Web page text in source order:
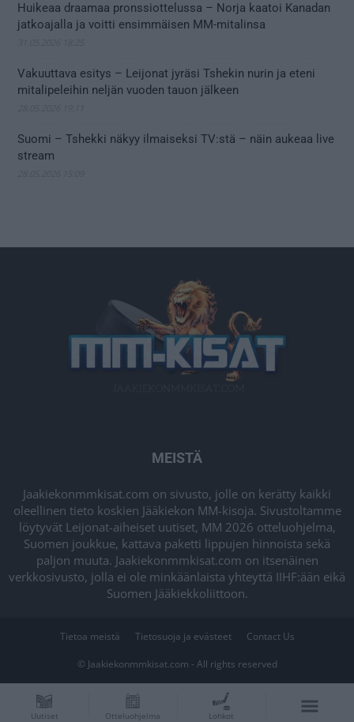
Huikeaa draamaa pronssiottelussa – Norja kaatoi Kanadan
jatkoajalla ja voitti ensimmäisen MM-mitalinsa
Vakuuttava esitys – Leijonat jyräsi Tshekin nurin ja eteni
mitalipeleihin neljän vuoden tauon jälkeen
Suomi – Tshekki näkyy ilmaiseksi TV:stä – näin aukeaa live
stream
MEISTÄ
Jaakiekonmmkisat.com on sivusto, jolle on kerätty kaikki
oleellinen tieto koskien Jääkiekon MM-kisoja. Sivustoltamme
löytyvät Leijonat-aiheiset uutiset, MM 2026 otteluohjelma,
Suomen joukkue, kattava paketti lippujen hinnoista sekä
paljon muuta. Jaakiekonmmkisat.com on itsenäinen
verkkosivusto, jolla ei ole minkäänlaista yhteyttä IIHF:ään eikä
Suomen Jääkiekkoliittoon.
Tietoa meistä Tietosuoja ja evästeet Contact Us
© Jaakiekonmmkisat.com - All rights reserved
Uutiset Otteluohjelma Lohkot